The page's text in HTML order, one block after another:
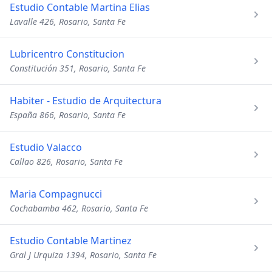
Estudio Contable Martina Elias
Lavalle 426, Rosario, Santa Fe
Lubricentro Constitucion
Constitución 351, Rosario, Santa Fe
Habiter - Estudio de Arquitectura
España 866, Rosario, Santa Fe
Estudio Valacco
Callao 826, Rosario, Santa Fe
Maria Compagnucci
Cochabamba 462, Rosario, Santa Fe
Estudio Contable Martinez
Gral J Urquiza 1394, Rosario, Santa Fe